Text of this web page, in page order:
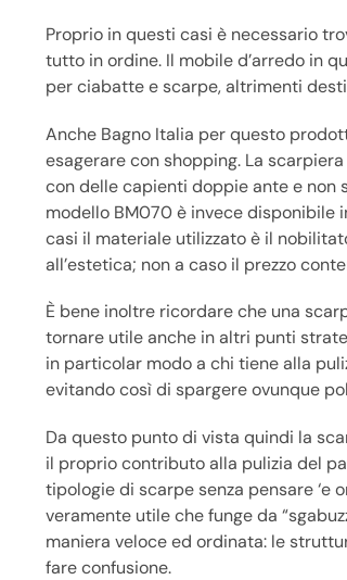
Proprio in questi casi è necessario
tutto in ordine. Il mobile d’arredo in
per ciabatte e scarpe, altrimenti
Anche Bagno Italia per questo
esagerare con shopping. La
con delle capienti doppie ante e non
modello BM070 è invece disponibile
casi il materiale utilizzato è il
all’estetica; non a caso il prezzo
È bene inoltre ricordare che una
tornare utile anche in altri punti
in particolar modo a chi tiene alla
evitando così di spargere ovunque
Da questo punto di vista quindi la
il proprio contributo alla pulizia del
tipologie di scarpe senza pensare ‘e
veramente utile che funge da
maniera veloce ed ordinata: le
fare confusione.